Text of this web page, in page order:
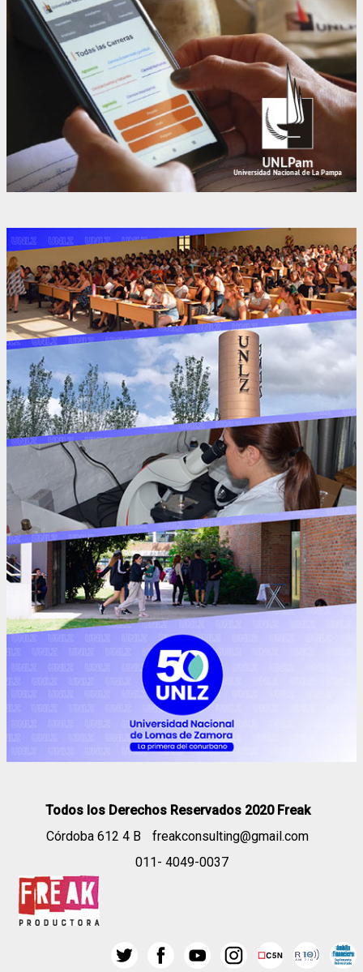
Todos los Derechos Reservados 2020 Freak
Córdoba 612 4 B
freakconsulting@gmail.com
011- 4049-0037